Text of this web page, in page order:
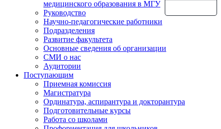
медицинского образования в МГУ
Руководство
Научно-педагогические работники
Подразделения
Развитие факультета
Основные сведения об организации
СМИ о нас
Аудитории
Поступающим
Приемная комиссия
Магистратура
Ординатура, аспирантура и докторантура
Подготовительные курсы
Работа со школами